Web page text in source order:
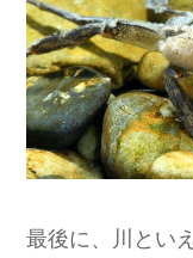
最後に、川とい